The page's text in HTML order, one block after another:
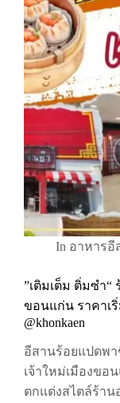
In อาหารอี
”เติมเต็ม ติ่มซำ“
ขอนแก่น ราคาเ
@khonkaen
อีสานร้อยแปดพา
เจ้าใหม่เมืองขอ
ตกแต่งสไตล์ร้า